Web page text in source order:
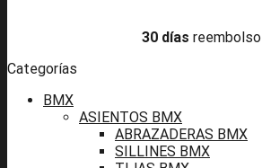
30 días reembolso
Categorías
BMX
ASIENTOS BMX
ABRAZADERAS BMX
SILLINES BMX